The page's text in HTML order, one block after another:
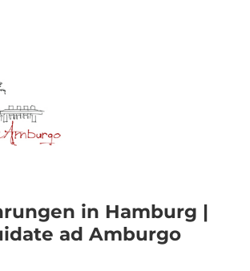
in Hamburg |
ad Amburgo